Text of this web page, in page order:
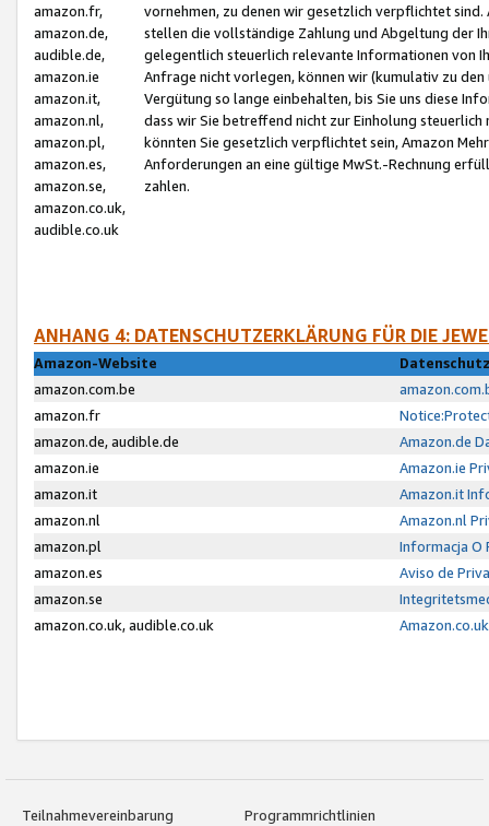
amazon.fr,
amazon.de,
audible.de,
amazon.ie
amazon.it,
amazon.nl,
amazon.pl,
amazon.es,
amazon.se,
amazon.co.uk,
audible.co.uk
vornehmen, zu denen wir gesetzlich verpflichtet
stellen die vollständige Zahlung und Abgeltung der
gelegentlich steuerlich relevante Informationen von
Anfrage nicht vorlegen, können wir (kumulativ zu
Vergütung so lange einbehalten, bis Sie uns diese
dass wir Sie betreffend nicht zur Einholung
könnten Sie gesetzlich verpflichtet sein, Amazon
Anforderungen an eine gültige MwSt.-Rechnung
zahlen.
ANHANG 4: DATENSCHUTZERKLÄRUNG FÜR DIE
Amazon-Website
amazon.com.be
amazon.fr
amazon.de, audible.de
Amazon.de
amazon.ie
Amazon.ie
amazon.it
Amazon.it
amazon.nl
Amazon.nl
amazon.pl
Informacja O
amazon.es
Aviso de
amazon.se
amazon.co.uk, audible.co.uk
Teilnahmevereinbarung
Programmrichtlinien